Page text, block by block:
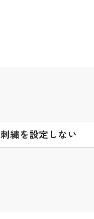
刺繍を設定しない